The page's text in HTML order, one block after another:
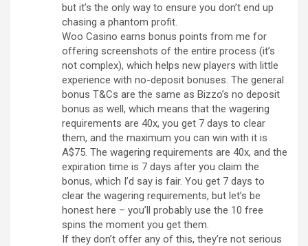
but it’s the only way to ensure you don’t end up
chasing a phantom profit.
Woo Casino earns bonus points from me for
offering screenshots of the entire process (it’s
not complex), which helps new players with little
experience with no-deposit bonuses. The general
bonus T&Cs are the same as Bizzo’s no deposit
bonus as well, which means that the wagering
requirements are 40x, you get 7 days to clear
them, and the maximum you can win with it is
A$75. The wagering requirements are 40x, and the
expiration time is 7 days after you claim the
bonus, which I’d say is fair. You get 7 days to
clear the wagering requirements, but let’s be
honest here – you’ll probably use the 10 free
spins the moment you get them.
If they don’t offer any of this, they’re not serious